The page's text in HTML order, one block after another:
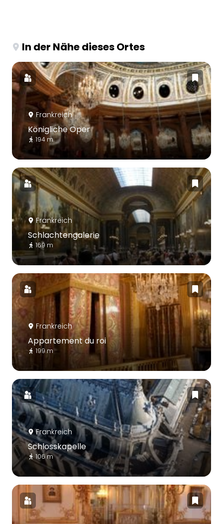
In der Nähe dieses Ortes
Frankreich
Königliche Oper
194 m
Frankreich
Schlachtengalerie
169 m
Frankreich
Appartement du roi
199 m
Frankreich
Schlosskapelle
106 m